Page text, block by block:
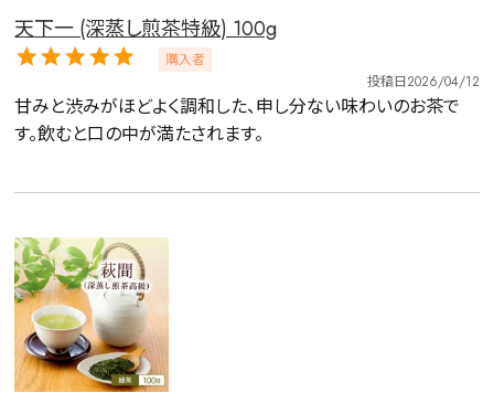
天下一 (深蒸し煎茶特級) 100g
購入者
投稿日2026/04/12
甘みと渋みがほどよく調和した、申し分ない味わいのお茶で
す。飲むと口の中が満たされます。